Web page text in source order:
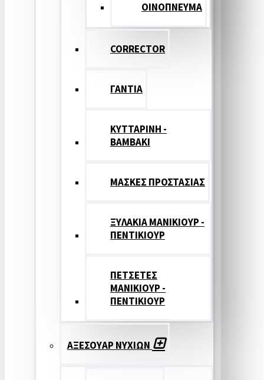
ΟΙΝΟΠΝΕΥΜΑ
CORRECTOR
ΓΑΝΤΙΑ
ΚΥΤΤΑΡΙΝΗ -
ΒΑΜΒΑΚΙ
ΜΑΣΚΕΣ ΠΡΟΣΤΑΣΙΑΣ
ΞΥΛΑΚΙΑ ΜΑΝΙΚΙΟΥΡ -
ΠΕΝΤΙΚΙΟΥΡ
ΠΕΤΣΕΤΕΣ
ΜΑΝΙΚΙΟΥΡ -
ΠΕΝΤΙΚΙΟΥΡ
ΑΞΕΣΟΥΑΡ ΝΥΧΙΩΝ